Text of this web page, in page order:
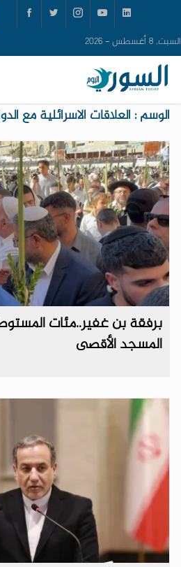
السبت, 8 أغسطس - 2026
الوسم : العلاقات الاسرائلية مع
برفقة بن غفير..مئات
المسجد الأقصى